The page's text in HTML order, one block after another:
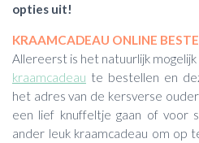
opties uit!
KRAAMCADEAU ONLINE
Allereerst is het natuurlijk
kraamcadeau te bestellen en
het adres van de kersverse
een lief knuffeltje gaan of voor
ander leuk kraamcadeau om op